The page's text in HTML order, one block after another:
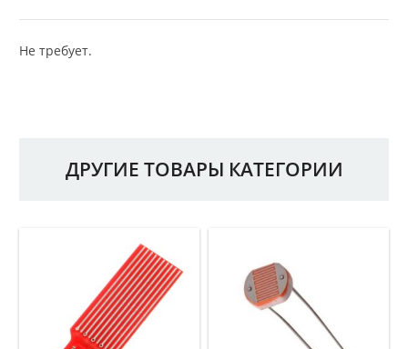
Не требует.
ДРУГИЕ ТОВАРЫ КАТЕГОРИИ